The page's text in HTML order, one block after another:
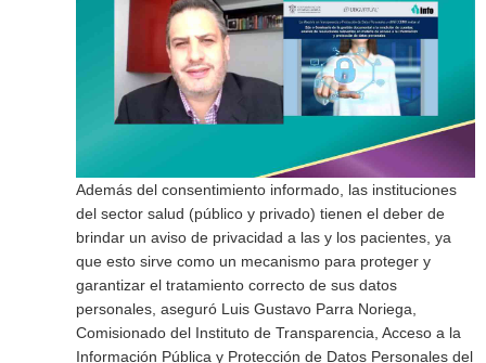
Además del consentimiento informado, las instituciones
del sector salud (público y privado) tienen el deber de
brindar un aviso de privacidad a las y los pacientes, ya
que esto sirve como un mecanismo para proteger y
garantizar el tratamiento correcto de sus datos
personales, aseguró Luis Gustavo Parra Noriega,
Comisionado del Instituto de Transparencia, Acceso a la
Información Pública y Protección de Datos Personales del